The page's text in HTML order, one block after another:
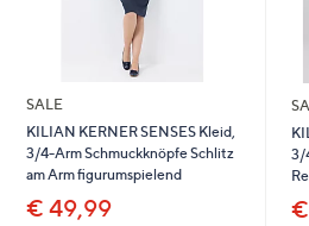
um
diese
anzuzeigen.
SALE
KILIAN KERNER SENSES Kleid,
3/4-Arm Schmuckknöpfe Schlitz
am Arm figurumspielend
€ 49,99
3/